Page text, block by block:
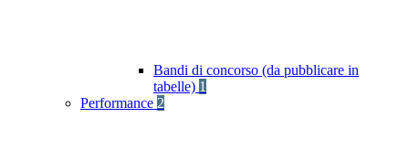
Bandi di concorso (da pubblicare in
tabelle) 1
Performance 2